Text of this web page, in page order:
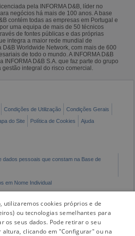
pela INFORMA D&B, líder no
negócios há mais de 100 anos. A base
contém todas as empresas em Portugal e
uma equipa de mais de 50 técnicos
de fontes públicas e das próprias
integra a maior rede mundial de
D&B Worldwide Network, com mais de 600
de todo o mundo. A INFORMA D&B
INFORMA D&B S.A. que faz parte do grupo
integral do risco comercial.
Condições de Utilização
Condições Gerais
do Site Política de Cookies Ajuda
dados pessoais que constam na Base de
em Nome Individual
utilizaremos cookies próprios e de
ou tecnologias semelhantes para
os seus dados. Pode retirar o seu
clicando em "Configurar" ou na